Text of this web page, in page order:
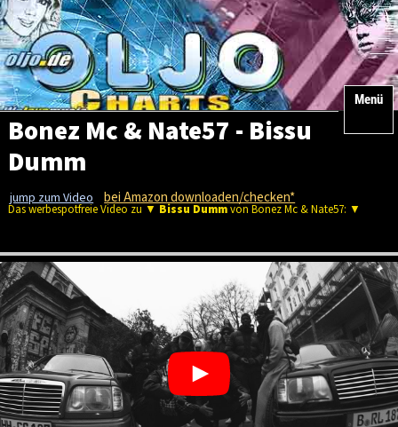
Menü
Bonez Mc & Nate57 - Bissu
Dumm
jump zum Video bei Amazon downloaden/checken*
Das werbespotfreie Video zu ▼ Bissu Dummvon Bonez Mc & Nate57: ▼